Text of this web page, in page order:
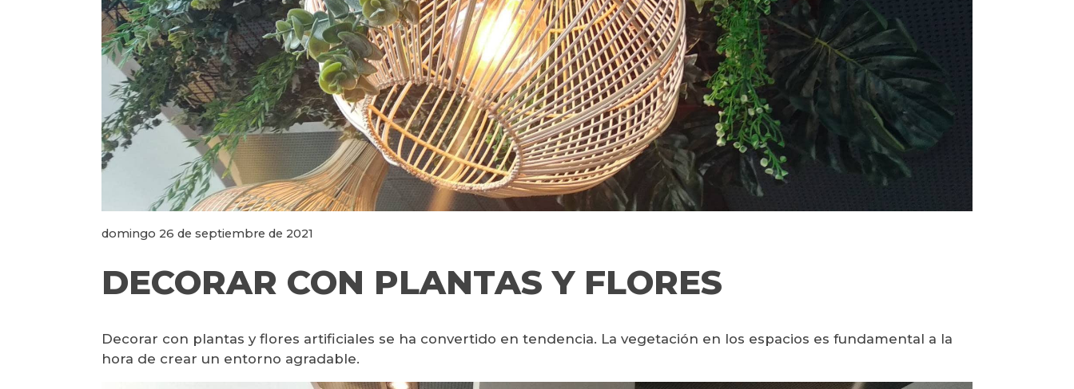
domingo 26 de septiembre de 2021
DECORAR CON PLANTAS Y FLORES
Decorar con plantas y flores artificiales se ha convertido en tendencia. La vegetación en los espacios es fundamental a la
hora de crear un entorno agradable.